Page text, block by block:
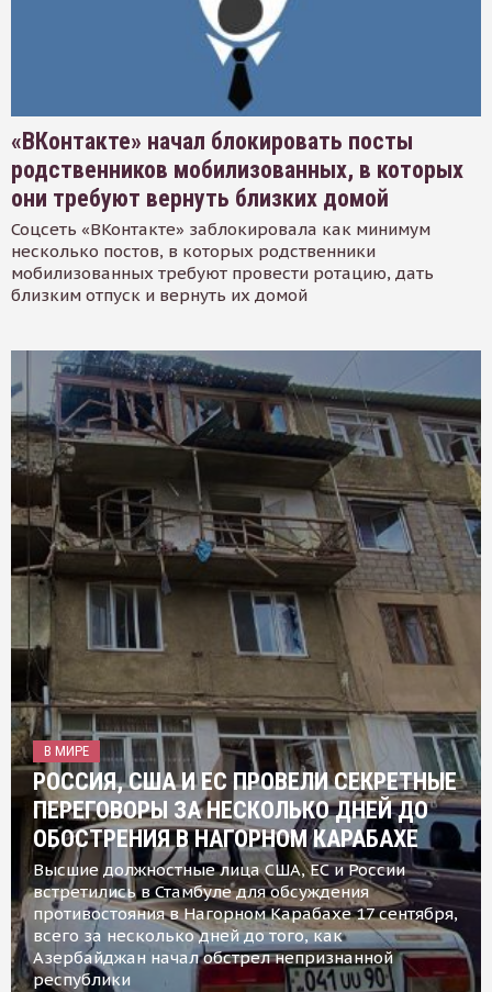
«ВКонтакте» начал блокировать посты
родственников мобилизованных, в которых
они требуют вернуть близких домой
Соцсеть «ВКонтакте» заблокировала как минимум
несколько постов, в которых родственники
мобилизованных требуют провести ротацию, дать
близким отпуск и вернуть их домой
В МИРЕ
РОССИЯ, США И ЕС ПРОВЕЛИ СЕКРЕТНЫЕ
ПЕРЕГОВОРЫ ЗА НЕСКОЛЬКО ДНЕЙ ДО
ОБОСТРЕНИЯ В НАГОРНОМ КАРАБАХЕ
Высшие должностные лица США, ЕС и России
встретились в Стамбуле для обсуждения
противостояния в Нагорном Карабахе 17 сентября,
всего за несколько дней до того, как
Азербайджан начал обстрел непризнанной
республики